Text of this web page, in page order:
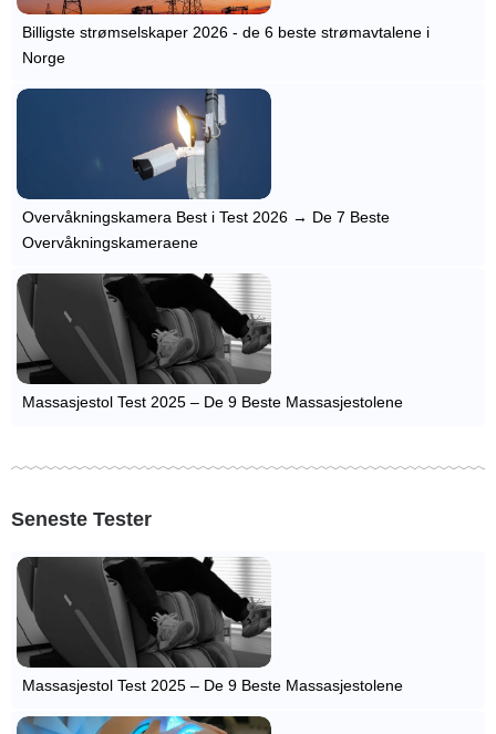
Billigste strømselskaper 2026 - de 6 beste strømavtalene i
Norge
Overvåkningskamera Best i Test 2026 → De 7 Beste
Overvåkningskameraene
Massasjestol Test 2025 – De 9 Beste Massasjestolene
Seneste Tester
Massasjestol Test 2025 – De 9 Beste Massasjestolene